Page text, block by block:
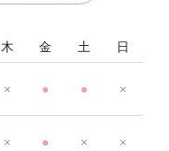
木 金 土 日
× ● ● ×
× ● × ×